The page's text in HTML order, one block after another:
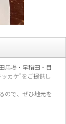
馬場・早稲田・目
カケ”をご提供し
で、 ぜひ地元を